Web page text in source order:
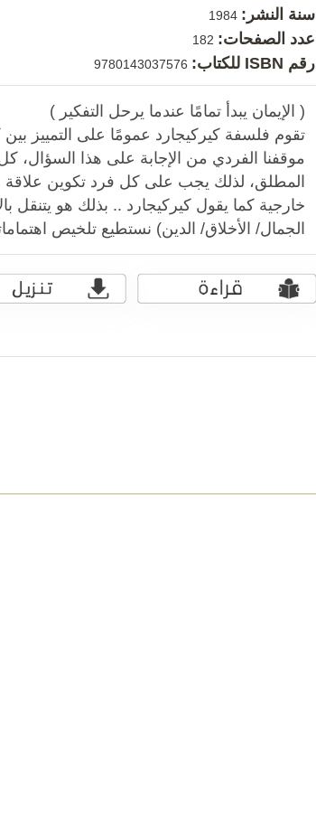
سنة النشر:
عدد الصفحات:
رقم ISBN للكتاب: 9780143037576
( الإيمان يبدأ تمامًا عندما يرحل التفكير )
تقوم فلسفة كيركيجارد عمومًا على التمييز
موقفنا الفردي من الإجابة على هذا السؤال، كل
المطلق، لذلك يجب على كل فرد تكوين
خارجية كما يقول كيركيجارد .. بذلك هو يتنقل
الجمال/ الأخلاق/ الدين) نستطيع تلخيص